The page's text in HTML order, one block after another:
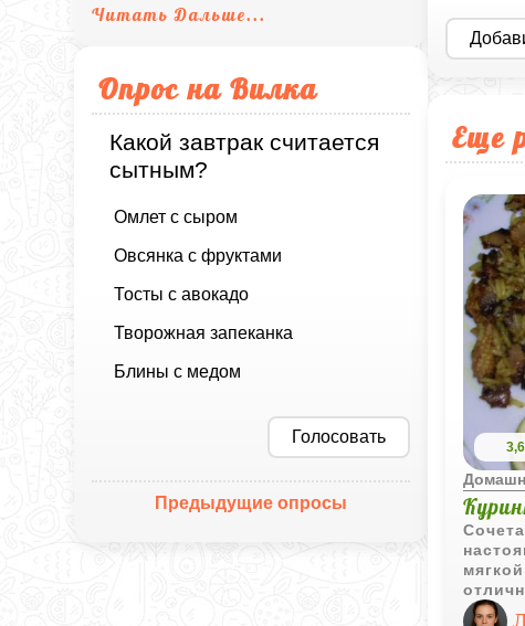
Читать Дальше...
Опрос на Вилка
Какой завтрак считается
сытным?
Омлет с сыром
Овсянка с фруктами
Тосты с авокадо
Творожная запеканка
Блины с медом
Голосовать
Предыдущие опросы
Еще